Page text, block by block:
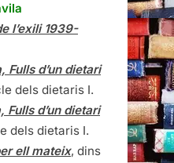
l’exili 1939-
Fulls d’un dietari
dels dietaris I.
Fulls d’un dietari
dels dietaris I.
ell mateix, dins